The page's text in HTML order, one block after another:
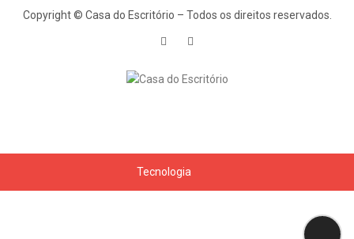
Copyright © Casa do Escritório – Todos os direitos reservados.
Tecnologia